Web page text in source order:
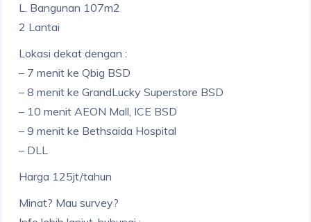
L. Bangunan 107m2
2 Lantai
Lokasi dekat dengan :
– 7 menit ke Qbig BSD
– 8 menit ke GrandLucky Superstore BSD
– 10 menit AEON Mall, ICE BSD
– 9 menit ke Bethsaida Hospital
– DLL
Harga 125jt/tahun
Minat? Mau survey?